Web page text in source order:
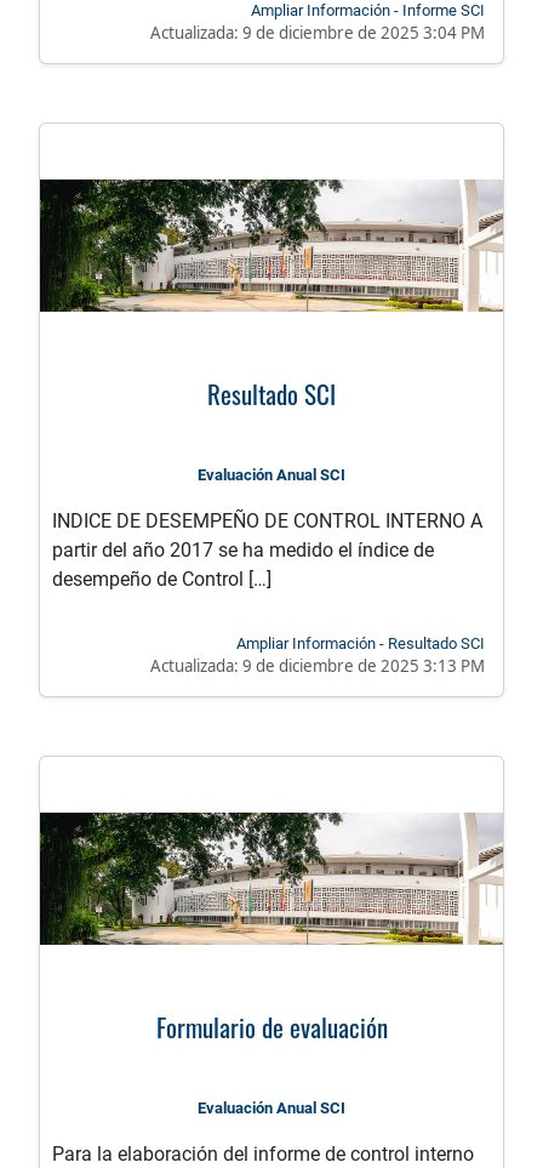
Ampliar Información - Informe SCI
Actualizada: 9 de diciembre de 2025 3:04 PM
Resultado SCI
Evaluación Anual SCI
INDICE DE DESEMPEÑO DE CONTROL INTERNO A
partir del año 2017 se ha medido el índice de
desempeño de Control […]
Ampliar Información - Resultado SCI
Actualizada: 9 de diciembre de 2025 3:13 PM
Formulario de evaluación
Evaluación Anual SCI
Para la elaboración del informe de control interno